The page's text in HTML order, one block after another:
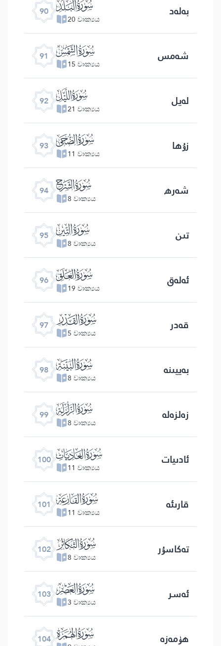
90 ﰇ
20 වාක්‍යය بەلەد
91 ﰈ
15 වාක්‍යය شەمس
92 ﰉ
21 වාක්‍යය لەيل
93 ﰊ
11 වාක්‍යය زۇھا
94 ﰋ
8 වාක්‍යය شەرھ
95 ﰌ
8 වාක්‍යය تىن
96 ﰍ
19 වාක්‍යය ئەلەق
97 ﰎ
5 වාක්‍යය قەدر
98 ﰏ
8 වාක්‍යය بەييىنە
99 ﰐ
8 වාක්‍යය زەلزەلە
100 ﰑ
11 වාක්‍යය ئادىيات
101 ﰒ
11 වාක්‍යය قارىئە
102 ﰓ
8 වාක්‍යය تەكاسۇر
103 ﰔ
3 වාක්‍යය ئەسر
104 ﰕ ھۈمەزە